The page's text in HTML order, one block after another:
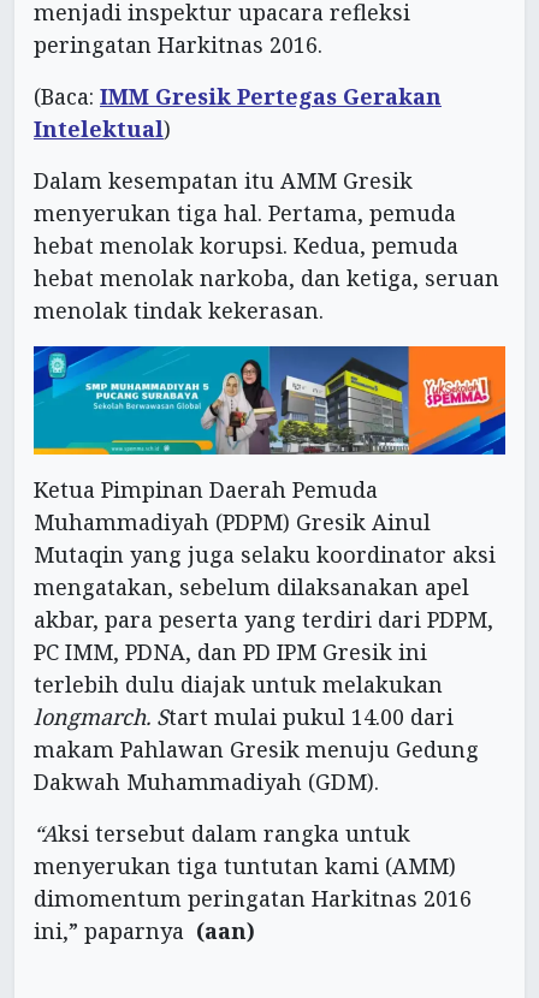
menjadi inspektur upacara refleksi
peringatan Harkitnas 2016.
(Baca: IMM Gresik Pertegas Gerakan
Intelektual)
Dalam kesempatan itu AMM Gresik
menyerukan tiga hal. Pertama, pemuda
hebat menolak korupsi. Kedua, pemuda
hebat menolak narkoba, dan ketiga, seruan
menolak tindak kekerasan.
Ketua Pimpinan Daerah Pemuda
Muhammadiyah (PDPM) Gresik Ainul
Mutaqin yang juga selaku koordinator aksi
mengatakan, sebelum dilaksanakan apel
akbar, para peserta yang terdiri dari PDPM,
PC IMM, PDNA, dan PD IPM Gresik ini
terlebih dulu diajak untuk melakukan
longmarch. Start mulai pukul 14.00 dari
makam Pahlawan Gresik menuju Gedung
Dakwah Muhammadiyah (GDM).
“Aksi tersebut dalam rangka untuk
menyerukan tiga tuntutan kami (AMM)
dimomentum peringatan Harkitnas 2016
ini,” paparnya (aan)